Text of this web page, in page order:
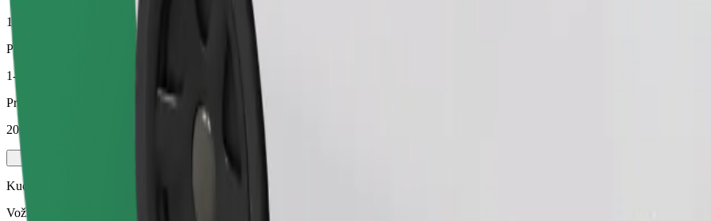
11,8 km
Putnici
1-4
Procijenjena cijena
203,40 UAH
Kućni ljubimci
Vožnje za tebe i tvog ljubimca. Psi moraju nositi brnjicu, male životinje trebaju transporter, a sjedala moraju biti zaštićena dekom ili